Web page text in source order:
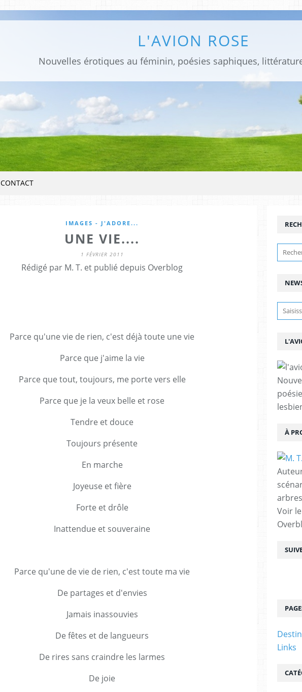
L'AVION ROSE
Nouvelles érotiques au féminin, poésies saphiques,
CONTACT
IMAGES - J'ADORE...
UNE VIE....
1 FÉVRIER 2011
Rédigé par M. T. et publié depuis Overblog
Parce qu'une vie de rien, c'est déjà toute une vie
Parce que j'aime la vie
Parce que tout, toujours, me porte vers elle
Parce que je la veux belle et rose
Tendre et douce
Toujours présente
En marche
Joyeuse et fière
Forte et drôle
Inattendue et souveraine
Parce qu'une de vie de rien, c'est toute ma vie
De partages et d'envies
Jamais inassouvies
De fêtes et de langueurs
De rires sans craindre les larmes
De joie
À
Voir
Links